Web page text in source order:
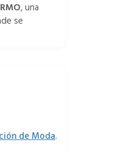
, una
se
de Moda.